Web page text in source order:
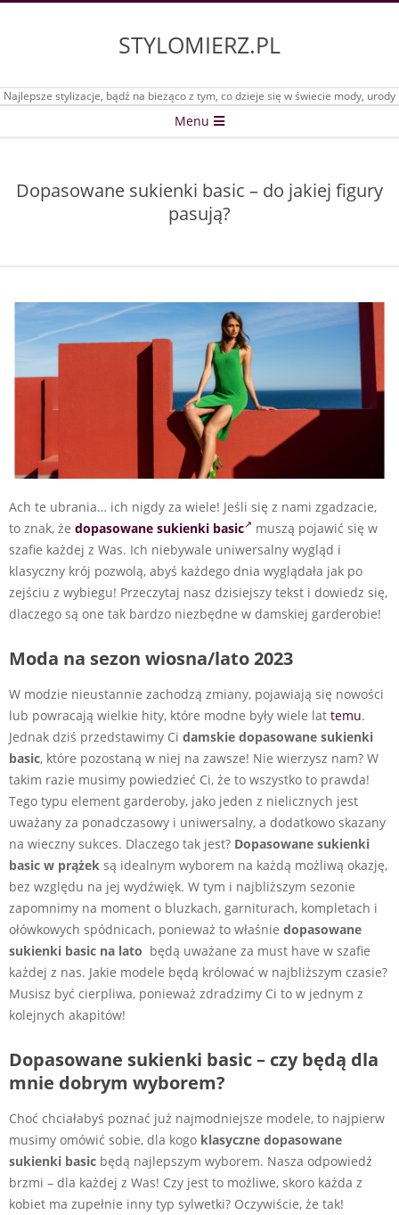
STYLOMIERZ.PL
Najlepsze stylizacje, bądź na bieżąco z tym, co dzieje się w świecie mody, urody
Menu
Dopasowane sukienki basic – do jakiej figury
pasują?
Ach te ubrania… ich nigdy za wiele! Jeśli się z nami zgadzacie,
to znak, że dopasowane sukienki basic
muszą pojawić się w
szafie każdej z Was. Ich niebywale uniwersalny wygląd i
klasyczny krój pozwolą, abyś każdego dnia wyglądała jak po
zejściu z wybiegu! Przeczytaj nasz dzisiejszy tekst i dowiedz się,
dlaczego są one tak bardzo niezbędne w damskiej garderobie!
Moda na sezon wiosna/lato 2023
W modzie nieustannie zachodzą zmiany, pojawiają się nowości
lub powracają wielkie hity, które modne były wiele lat temu.
Jednak dziś przedstawimy Ci damskie dopasowane sukienki
basic, które pozostaną w niej na zawsze! Nie wierzysz nam? W
takim razie musimy powiedzieć Ci, że to wszystko to prawda!
Tego typu element garderoby, jako jeden z nielicznych jest
uważany za ponadczasowy i uniwersalny, a dodatkowo skazany
na wieczny sukces. Dlaczego tak jest? Dopasowane sukienki
basic w prążek są idealnym wyborem na każdą możliwą okazję,
bez względu na jej wydźwięk. W tym i najbliższym sezonie
zapomnimy na moment o bluzkach, garniturach, kompletach i
ołówkowych spódnicach, ponieważ to właśnie dopasowane
sukienki basic na lato będą uważane za must have w szafie
każdej z nas. Jakie modele będą królować w najbliższym czasie?
Musisz być cierpliwa, ponieważ zdradzimy Ci to w jednym z
kolejnych akapitów!
Dopasowane sukienki basic – czy będą dla
mnie dobrym wyborem?
Choć chciałabyś poznać już najmodniejsze modele, to najpierw
musimy omówić sobie, dla kogo klasyczne dopasowane
sukienki basic będą najlepszym wyborem. Nasza odpowiedź
brzmi – dla każdej z Was! Czy jest to możliwe, skoro każda z
kobiet ma zupełnie inny typ sylwetki? Oczywiście, że tak!